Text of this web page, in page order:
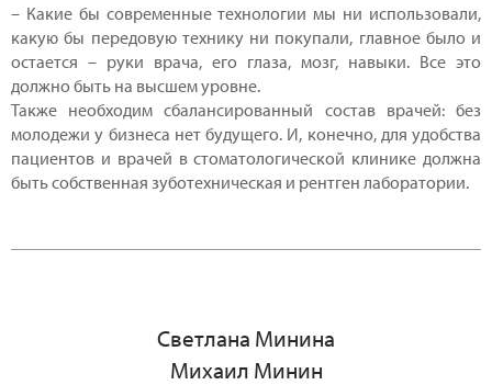
– Какие бы современные технологии мы ни использовали,
какую бы передовую технику ни покупали, главное было и
остается – руки врача, его глаза, мозг, навыки. Все это
должно быть на высшем уровне.
Также необходим сбалансированный состав врачей: без
молодежи у бизнеса нет будущего. И, конечно, для удобства
пациентов и врачей в стоматологической клинике должна
быть собственная зуботехническая и рентген лаборатории.
Светлана Минина
Михаил Минин